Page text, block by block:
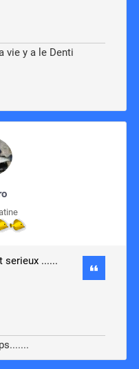
vie y a le Denti
serieux ......